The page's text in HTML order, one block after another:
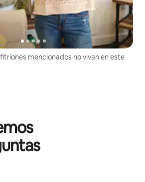
mencionados no vivan en este